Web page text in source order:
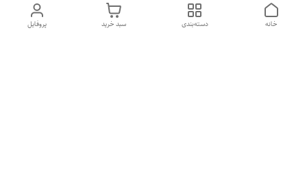
پروفایل سبد خرید دسته‌بندی خانه